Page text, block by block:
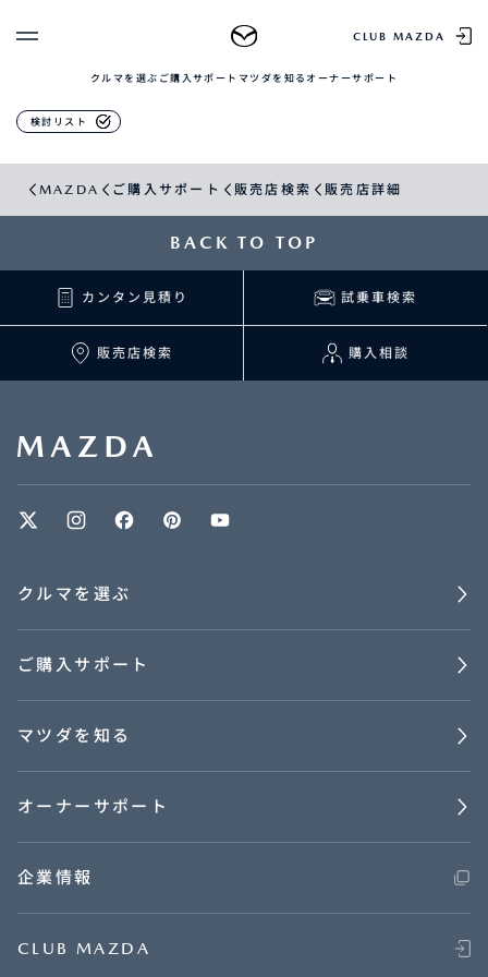
CLUB MAZDA
クルマを選ぶ ご購入サポート マツダを知る オーナーサポート
検討リスト
クルマ購入ガイド
カンタン見積り
販売店検索
試乗車検索
お問合せ/FAQ
ニュースルーム
新規会員登録
QRコード
登録情報の変更
お知らせ配信の登録・解除
ログアウト
販売店検索
MAZDA ご購入サポート 販売店検索 販売店詳細
BACK TO TOP
カンタン見積り 試乗車検索
販売店検索 購入相談
クルマを選ぶ
ご購入サポート
マツダを知る
オーナーサポート
企業情報
CLUB MAZDA